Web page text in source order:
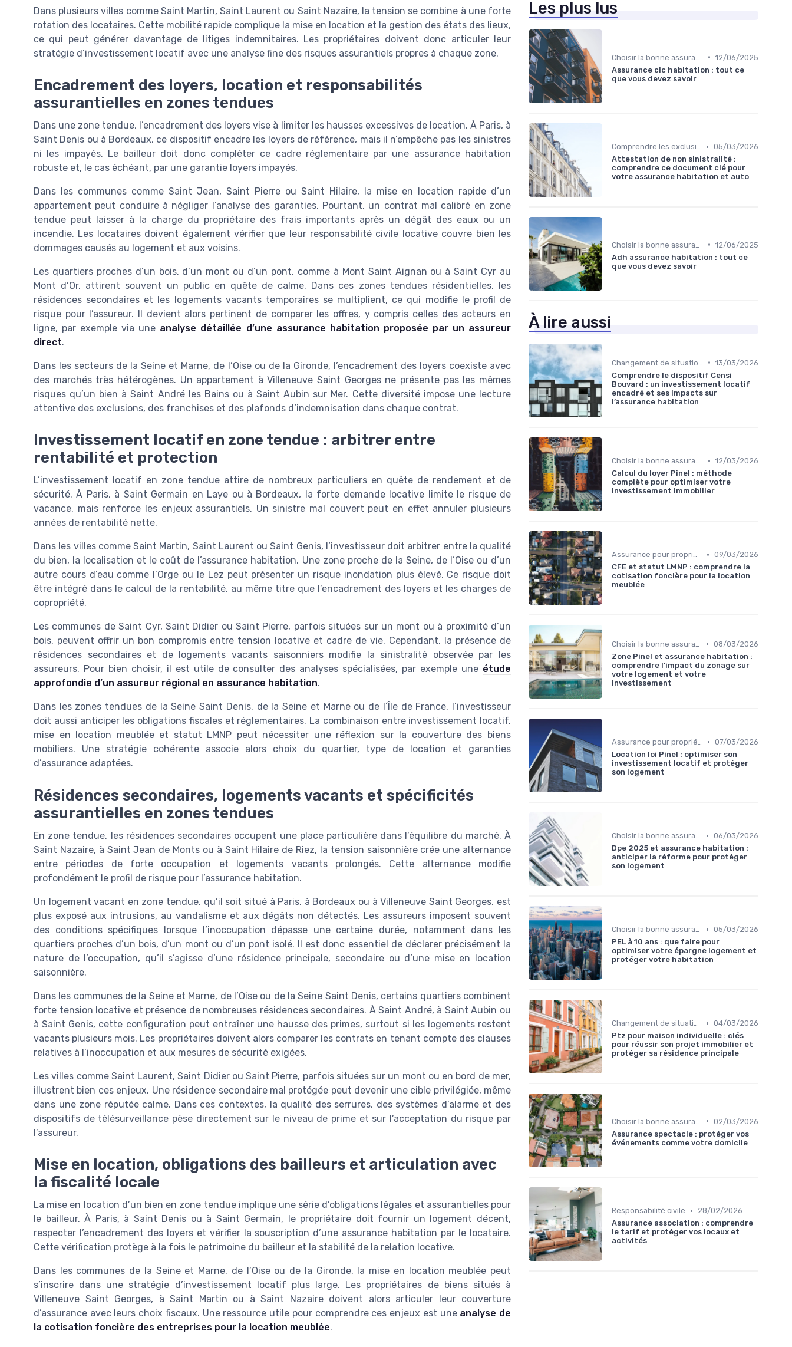
Dans plusieurs villes comme Saint Martin, Saint Laurent ou Saint Nazaire, la tension se combine à une forte
rotation des locataires. Cette mobilité rapide complique la mise en location et la gestion des états des lieux,
ce qui peut générer davantage de litiges indemnitaires. Les propriétaires doivent donc articuler leur
stratégie d’investissement locatif avec une analyse fine des risques assurantiels propres à chaque zone.
Encadrement des loyers, location et responsabilités
assurantielles en zones tendues
Dans une zone tendue, l’encadrement des loyers vise à limiter les hausses excessives de location. À Paris, à
Saint Denis ou à Bordeaux, ce dispositif encadre les loyers de référence, mais il n’empêche pas les sinistres
ni les impayés. Le bailleur doit donc compléter ce cadre réglementaire par une assurance habitation
robuste et, le cas échéant, par une garantie loyers impayés.
Dans les communes comme Saint Jean, Saint Pierre ou Saint Hilaire, la mise en location rapide d’un
appartement peut conduire à négliger l’analyse des garanties. Pourtant, un contrat mal calibré en zone
tendue peut laisser à la charge du propriétaire des frais importants après un dégât des eaux ou un
incendie. Les locataires doivent également vérifier que leur responsabilité civile locative couvre bien les
dommages causés au logement et aux voisins.
Les quartiers proches d’un bois, d’un mont ou d’un pont, comme à Mont Saint Aignan ou à Saint Cyr au
Mont d’Or, attirent souvent un public en quête de calme. Dans ces zones tendues résidentielles, les
résidences secondaires et les logements vacants temporaires se multiplient, ce qui modifie le profil de
risque pour l’assureur. Il devient alors pertinent de comparer les offres, y compris celles des acteurs en
ligne, par exemple via une analyse détaillée d’une assurance habitation proposée par un assureur
direct.
Dans les secteurs de la Seine et Marne, de l’Oise ou de la Gironde, l’encadrement des loyers coexiste avec
des marchés très hétérogènes. Un appartement à Villeneuve Saint Georges ne présente pas les mêmes
risques qu’un bien à Saint André les Bains ou à Saint Aubin sur Mer. Cette diversité impose une lecture
attentive des exclusions, des franchises et des plafonds d’indemnisation dans chaque contrat.
Investissement locatif en zone tendue : arbitrer entre
rentabilité et protection
L’investissement locatif en zone tendue attire de nombreux particuliers en quête de rendement et de
sécurité. À Paris, à Saint Germain en Laye ou à Bordeaux, la forte demande locative limite le risque de
vacance, mais renforce les enjeux assurantiels. Un sinistre mal couvert peut en effet annuler plusieurs
années de rentabilité nette.
Dans les villes comme Saint Martin, Saint Laurent ou Saint Genis, l’investisseur doit arbitrer entre la qualité
du bien, la localisation et le coût de l’assurance habitation. Une zone proche de la Seine, de l’Oise ou d’un
autre cours d’eau comme l’Orge ou le Lez peut présenter un risque inondation plus élevé. Ce risque doit
être intégré dans le calcul de la rentabilité, au même titre que l’encadrement des loyers et les charges de
copropriété.
Les communes de Saint Cyr, Saint Didier ou Saint Pierre, parfois situées sur un mont ou à proximité d’un
bois, peuvent offrir un bon compromis entre tension locative et cadre de vie. Cependant, la présence de
résidences secondaires et de logements vacants saisonniers modifie la sinistralité observée par les
assureurs. Pour bien choisir, il est utile de consulter des analyses spécialisées, par exemple une étude
approfondie d’un assureur régional en assurance habitation.
Dans les zones tendues de la Seine Saint Denis, de la Seine et Marne ou de l’Île de France, l’investisseur
doit aussi anticiper les obligations fiscales et réglementaires. La combinaison entre investissement locatif,
mise en location meublée et statut LMNP peut nécessiter une réflexion sur la couverture des biens
mobiliers. Une stratégie cohérente associe alors choix du quartier, type de location et garanties
d’assurance adaptées.
Résidences secondaires, logements vacants et spécificités
assurantielles en zones tendues
En zone tendue, les résidences secondaires occupent une place particulière dans l’équilibre du marché. À
Saint Nazaire, à Saint Jean de Monts ou à Saint Hilaire de Riez, la tension saisonnière crée une alternance
entre périodes de forte occupation et logements vacants prolongés. Cette alternance modifie
profondément le profil de risque pour l’assurance habitation.
Un logement vacant en zone tendue, qu’il soit situé à Paris, à Bordeaux ou à Villeneuve Saint Georges, est
plus exposé aux intrusions, au vandalisme et aux dégâts non détectés. Les assureurs imposent souvent
des conditions spécifiques lorsque l’inoccupation dépasse une certaine durée, notamment dans les
quartiers proches d’un bois, d’un mont ou d’un pont isolé. Il est donc essentiel de déclarer précisément la
nature de l’occupation, qu’il s’agisse d’une résidence principale, secondaire ou d’une mise en location
saisonnière.
Dans les communes de la Seine et Marne, de l’Oise ou de la Seine Saint Denis, certains quartiers combinent
forte tension locative et présence de nombreuses résidences secondaires. À Saint André, à Saint Aubin ou
à Saint Genis, cette configuration peut entraîner une hausse des primes, surtout si les logements restent
vacants plusieurs mois. Les propriétaires doivent alors comparer les contrats en tenant compte des clauses
relatives à l’inoccupation et aux mesures de sécurité exigées.
Les villes comme Saint Laurent, Saint Didier ou Saint Pierre, parfois situées sur un mont ou en bord de mer,
illustrent bien ces enjeux. Une résidence secondaire mal protégée peut devenir une cible privilégiée, même
dans une zone réputée calme. Dans ces contextes, la qualité des serrures, des systèmes d’alarme et des
dispositifs de télésurveillance pèse directement sur le niveau de prime et sur l’acceptation du risque par
l’assureur.
Mise en location, obligations des bailleurs et articulation avec
la fiscalité locale
La mise en location d’un bien en zone tendue implique une série d’obligations légales et assurantielles pour
le bailleur. À Paris, à Saint Denis ou à Saint Germain, le propriétaire doit fournir un logement décent,
respecter l’encadrement des loyers et vérifier la souscription d’une assurance habitation par le locataire.
Cette vérification protège à la fois le patrimoine du bailleur et la stabilité de la relation locative.
Dans les communes de la Seine et Marne, de l’Oise ou de la Gironde, la mise en location meublée peut
s’inscrire dans une stratégie d’investissement locatif plus large. Les propriétaires de biens situés à
Villeneuve Saint Georges, à Saint Martin ou à Saint Nazaire doivent alors articuler leur couverture
d’assurance avec leurs choix fiscaux. Une ressource utile pour comprendre ces enjeux est une analyse de
la cotisation foncière des entreprises pour la location meublée.
Les plus lus
• 12/06/2025
Assurance cic habitation : tout ce
que vous devez savoir
Comprendre les exclusions de garantie • 05/03/2026
Attestation de non sinistralité :
comprendre ce document clé pour
votre assurance habitation et auto
• 12/06/2025
Adh assurance habitation : tout ce
que vous devez savoir
À lire aussi
• 13/03/2026
Comprendre le dispositif Censi
Bouvard : un investissement locatif
encadré et ses impacts sur
l’assurance habitation
Choisir la bonne assurance habitation • 12/03/2026
Calcul du loyer Pinel : méthode
complète pour optimiser votre
investissement immobilier
Assurance pour propriétaires • 09/03/2026
CFE et statut LMNP : comprendre la
cotisation foncière pour la location
meublée
• 08/03/2026
Zone Pinel et assurance habitation :
comprendre l’impact du zonage sur
votre logement et votre
investissement
Assurance pour propriétaires • 07/03/2026
Location loi Pinel : optimiser son
investissement locatif et protéger
son logement
Choisir la bonne assurance habitation • 06/03/2026
Dpe 2025 et assurance habitation :
anticiper la réforme pour protéger
son logement
Choisir la bonne assurance habitation • 05/03/2026
PEL à 10 ans : que faire pour
optimiser votre épargne logement et
protéger votre habitation
Changement de situation et assurance • 04/03/2026
Ptz pour maison individuelle : clés
pour réussir son projet immobilier et
protéger sa résidence principale
• 02/03/2026
Assurance spectacle : protéger vos
événements comme votre domicile
Responsabilité civile •
28/02/2026
Assurance association : comprendre
le tarif et protéger vos locaux et
activités